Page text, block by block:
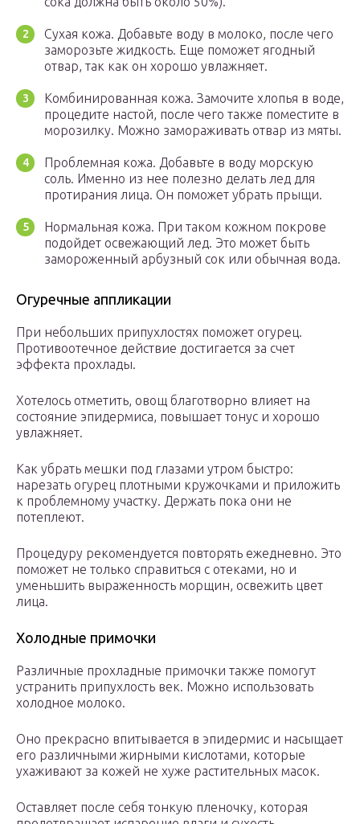
Сухая кожа. Добавьте воду в молоко, после чего
заморозьте жидкость. Еще поможет ягодный
отвар, так как он хорошо увлажняет.
Комбинированная кожа. Замочите хлопья в воде,
процедите настой, после чего также поместите в
морозилку. Можно замораживать отвар из мяты.
Проблемная кожа. Добавьте в воду морскую
соль. Именно из нее полезно делать лед для
протирания лица. Он поможет убрать прыщи.
Нормальная кожа. При таком кожном покрове
подойдет освежающий лед. Это может быть
замороженный арбузный сок или обычная вода.
Огуречные аппликации
При небольших припухлостях поможет огурец.
Противоотечное действие достигается за счет
эффекта прохлады.
Хотелось отметить, овощ благотворно влияет на
состояние эпидермиса, повышает тонус и хорошо
увлажняет.
Как убрать мешки под глазами утром быстро:
нарезать огурец плотными кружочками и приложить
к проблемному участку. Держать пока они не
потеплеют.
Процедуру рекомендуется повторять ежедневно. Это
поможет не только справиться с отеками, но и
уменьшить выраженность морщин, освежить цвет
лица.
Холодные примочки
Различные прохладные примочки также помогут
устранить припухлость век. Можно использовать
холодное молоко.
Оно прекрасно впитывается в эпидермис и насыщает
его различными жирными кислотами, которые
ухаживают за кожей не хуже растительных масок.
Оставляет после себя тонкую пленочку, которая